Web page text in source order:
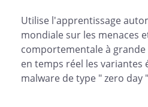
Utilise l'apprentissage
mondiale sur les menaces
comportementale à
en temps réel les variantes
malware de type " zero day